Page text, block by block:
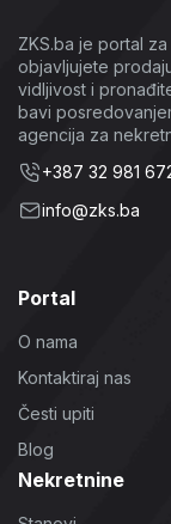
ZKS.ba je portal
objavljujete
vidljivost i
bavi
agencija za
+387 32 981
info@zks.ba
Portal
O nama
Kontaktiraj nas
Česti upiti
Blog
Nekretnine